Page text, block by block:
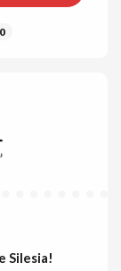
Silesia!